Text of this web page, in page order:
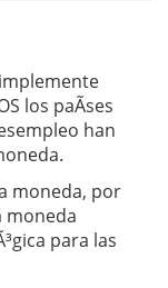
los paÃ­ses
han
moneda, por
moneda
para las